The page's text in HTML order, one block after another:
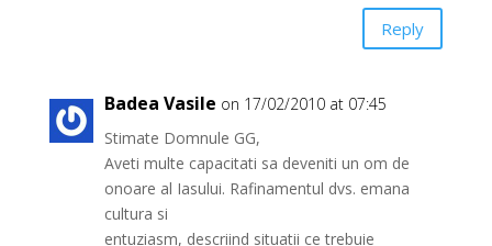
Reply
Badea Vasile on 17/02/2010 at 07:45
Stimate Domnule GG,
Aveti multe capacitati sa deveniti un om de
onoare al Iasului. Rafinamentul dvs. emana
cultura si
entuziasm, descriind situatii ce trebuie